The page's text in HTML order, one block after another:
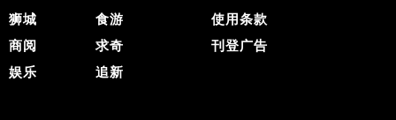
狮城
商阅
娱乐
食游
求奇
追新
使用条款
刊登广告